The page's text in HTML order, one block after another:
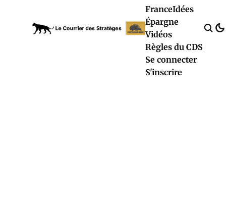
FranceIdées
Épargne
Vidéos
Règles du CDS
Se connecter
S'inscrire